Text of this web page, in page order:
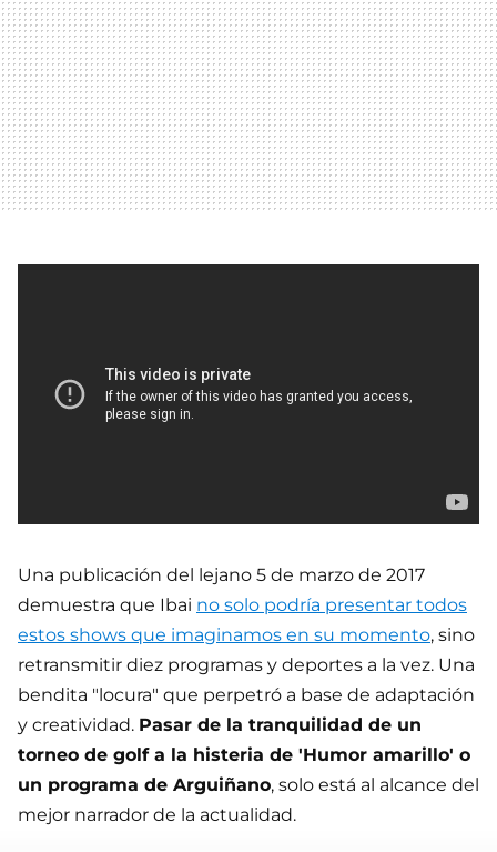
Una publicación del lejano 5 de marzo de 2017
demuestra que Ibai no solo podría presentar todos
estos shows que imaginamos en su momento, sino
retransmitir diez programas y deportes a la vez. Una
bendita "locura" que perpetró a base de adaptación
y creatividad. Pasar de la tranquilidad de un
torneo de golf a la histeria de 'Humor amarillo' o
un programa de Arguiñano, solo está al alcance del
mejor narrador de la actualidad.